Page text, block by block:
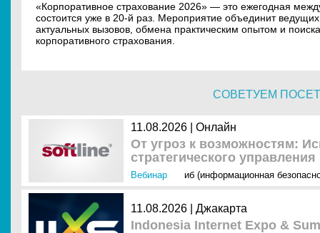
«Корпоративное страхование 2026» — это ежегодная
состоится уже в 20-й раз. Мероприятие объединит
актуальных вызовов, обмена практическим опытом и
корпоративного страхования.
СОВЕТУЕМ
11.08.2026 | Онлайн
От угроз к возможностям:
стратегического
Вебинар иб (информационная
11.08.2026 | Джакарта
Indonesia Internet Expo &